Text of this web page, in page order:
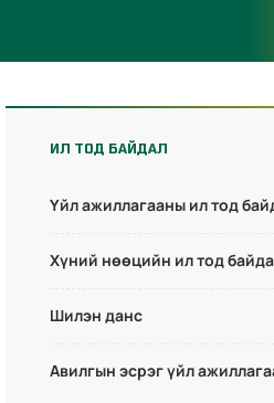
ИЛ ТОД БАЙДАЛ
Үйл ажиллагааны ил тод
Хүний нөөцийн ил тод
Шилэн данс
Авилгын эсрэг үйл